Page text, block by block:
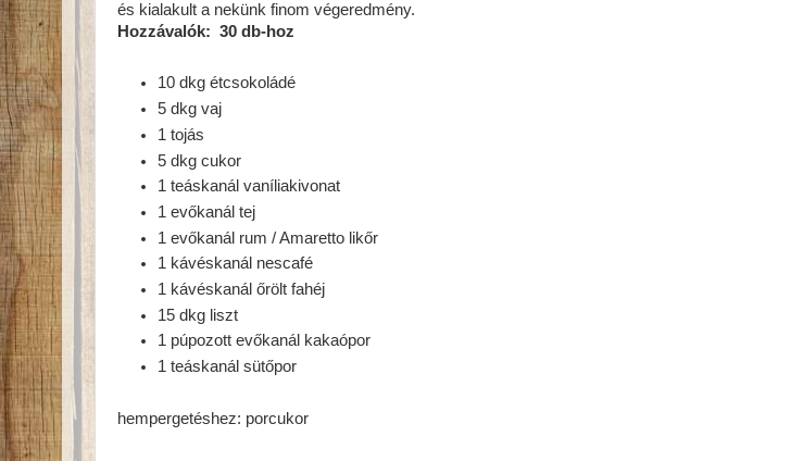
és kialakult a nekünk finom végeredmény.
Hozzávalók: 30 db-hoz
10 dkg étcsokoládé
5 dkg vaj
1 tojás
5 dkg cukor
1 teáskanál vaníliakivonat
1 evőkanál tej
1 evőkanál rum / Amaretto likőr
1 kávéskanál nescafé
1 kávéskanál őrölt fahéj
15 dkg liszt
1 púpozott evőkanál kakaópor
1 teáskanál sütőpor
hempergetéshez: porcukor